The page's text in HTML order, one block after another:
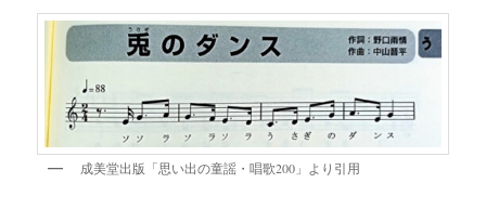
成美堂出版「思い出の童謡・唱歌200」より引用